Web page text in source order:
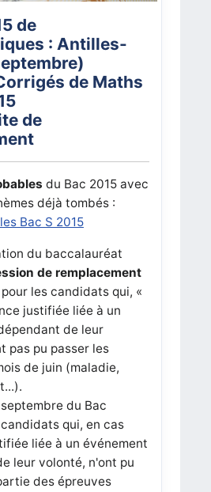
de
: Antilles-
de Maths
de
du Bac 2015 avec
déjà tombés :
Bac S 2015
du baccalauréat
de remplacement
les candidats qui, «
justifiée liée à un
de leur
pas pu passer les
de juin (maladie,
du Bac
qui, en cas
liée à un événement
leur volonté, n'ont pu
des épreuves